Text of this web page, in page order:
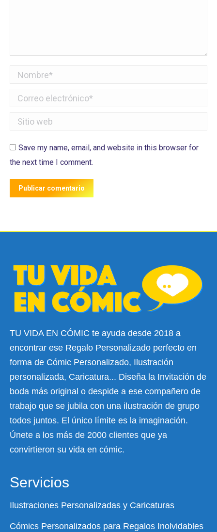
Nombre *
Correo electrónico *
Sitio web
Save my name, email, and website in this browser for
the next time I comment.
Publicar comentario
TU VIDA EN CÓMIC te ayuda desde 2018 a
encontrar ese Regalo Personalizado perfecto en
forma de Cómic Personalizado, Ilustración
personalizada, Caricatura... Diseña la Invitación de
boda más original o despide a ese compañero de
trabajo que se jubila con una ilustración de grupo
todos juntos. El único límite es la imaginación.
Únete a los más de 2000 clientes que ya
convirtieron su vida en cómic.
Servicios
Ilustraciones Personalizadas y Caricaturas
Cómics Personalizados para Regalos Inolvidables